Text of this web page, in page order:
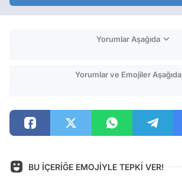
Yorumlar Aşağıda
Yorumlar ve Emojiler Aşağıda
BU İÇERİĞE EMOJİYLE TEPKİ VER!